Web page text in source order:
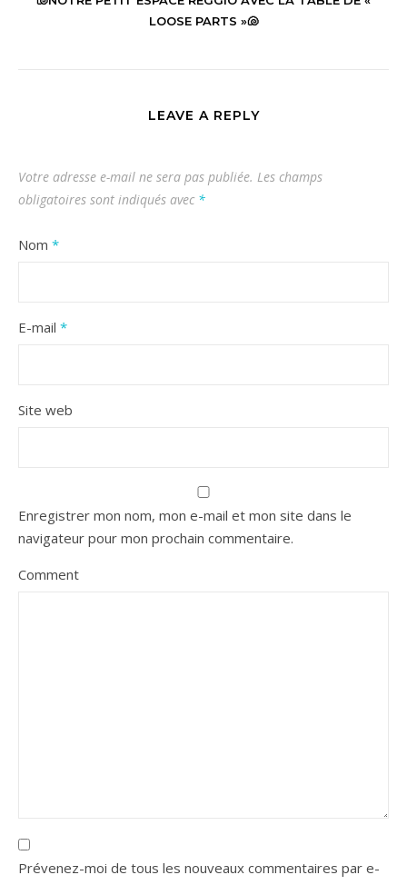
LOOSE PARTS »🐚
LEAVE A REPLY
Votre adresse e-mail ne sera pas publiée. Les champs
obligatoires sont indiqués avec *
Nom *
E-mail *
Site web
Enregistrer mon nom, mon e-mail et mon site dans le
navigateur pour mon prochain commentaire.
Comment
Prévenez-moi de tous les nouveaux commentaires par e-